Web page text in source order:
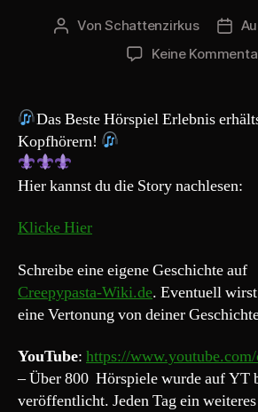
Beitragsautor
VonSchattenzirkus
Keine
Das Beste Hörspiel Erlebnis
Kopfhörern!
Hier kannst du die Story nachlesen:
Klicke Hier
Schreibe eine eigene Geschichte auf
Creepypasta-Wiki.de. Eventuell
eine Vertonung von deiner
YouTube: https://
– Über 800 Hörspiele wurde auf YT
veröffentlicht. Jeden Tag ein